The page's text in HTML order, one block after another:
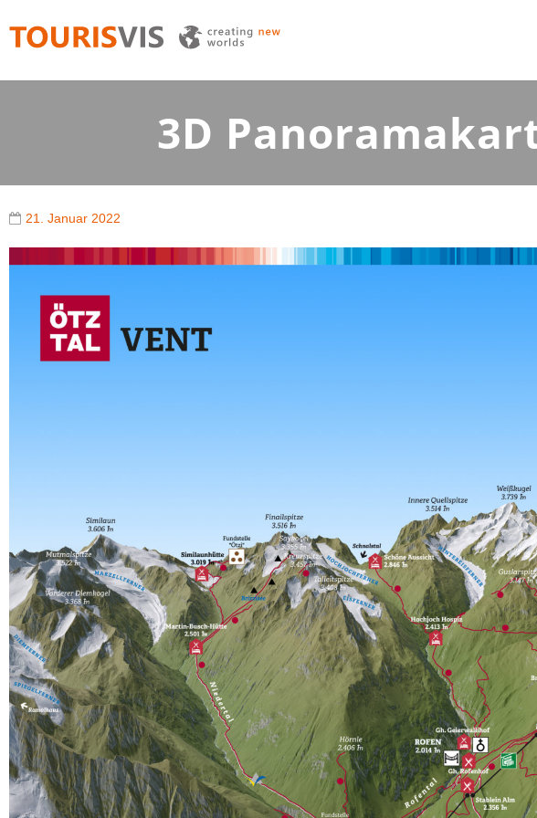
TOURISVIS
3D Panoramakarten aus Österreich
3D
21. Januar 2022